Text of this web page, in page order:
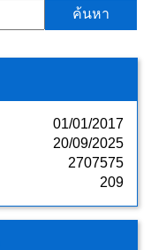
ค้นหา
01/01/2017
20/09/2025
2707575
209